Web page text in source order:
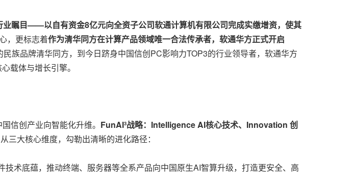
业瞩目——以自有资金8亿元向全资子公司软通计算机有限公司完成实缴增资，使其
，更标志着作为清华同方在计算产品领域唯一合法传承者，软通华方正式开启
民族品牌清华同方，到今日跻身中国信创PC影响力TOP3的行业领导者，软通华方
载体与增长引擎。
信创产业向智能化升维。 FunAI³战略： Intelligence AI核心技术、 Innovation 创
三大核心维度，勾勒出清晰的进化路径：
术底蕴，推动终端、服务器等全系产品向中国原生AI智算升级，打造更安全、高